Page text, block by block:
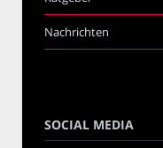
Nachrichten
SOCIAL MEDIA